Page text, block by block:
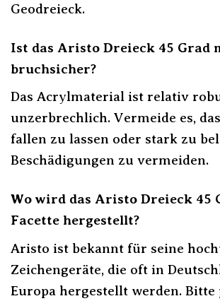
Geodreieck.
Ist das Aristo Dreieck 45 Grad
bruchsicher?
Das Acrylmaterial ist relativ
unzerbrechlich. Vermeide es,
fallen zu lassen oder stark zu
Beschädigungen zu vermeiden.
Wo wird das Aristo Dreieck 45
Facette hergestellt?
Aristo ist bekannt für seine
Zeichengeräte, die oft in
Europa hergestellt werden. Bitte